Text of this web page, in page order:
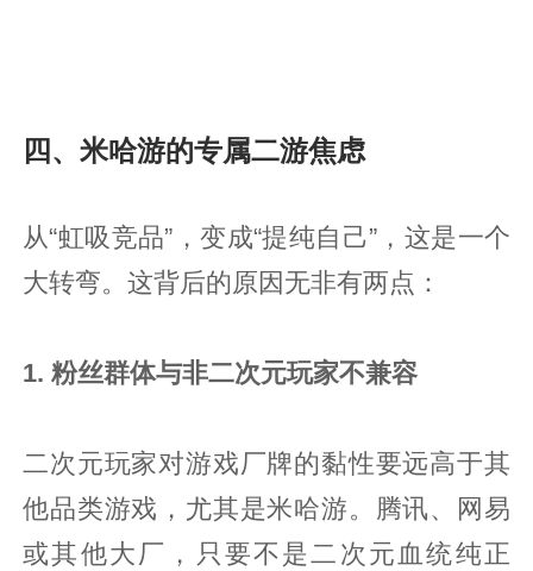
四、米哈游的专属二游焦虑
从“虹吸竞品”，变成“提纯自己”，这是一个
大转弯。这背后的原因无非有两点：
1. 粉丝群体与非二次元玩家不兼容
二次元玩家对游戏厂牌的黏性要远高于其
他品类游戏，尤其是米哈游。腾讯、网易
或其他大厂，只要不是二次元血统纯正